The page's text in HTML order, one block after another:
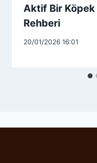
Aktif Bir
Rehberi
20/01/2026 16:01